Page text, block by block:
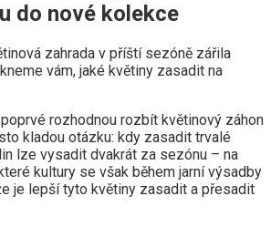
do nové kolekce
zahrada v příští sezóně zářila
vám, jaké květiny zasadit na
rozhodnou rozbít květinový záhon
kladou otázku: kdy zasadit trvalé
lze vysadit dvakrát za sezónu – na
kultury se však během jarní výsadby
je lepší tyto květiny zasadit a přesadit